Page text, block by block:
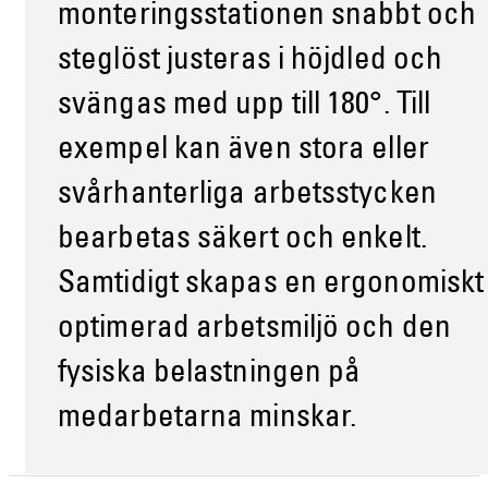
monteringsstationen snabbt och
steglöst justeras i höjdled och
svängas med upp till 180°. Till
exempel kan även stora eller
svårhanterliga arbetsstycken
bearbetas säkert och enkelt.
Samtidigt skapas en ergonomiskt
optimerad arbetsmiljö och den
fysiska belastningen på
medarbetarna minskar.